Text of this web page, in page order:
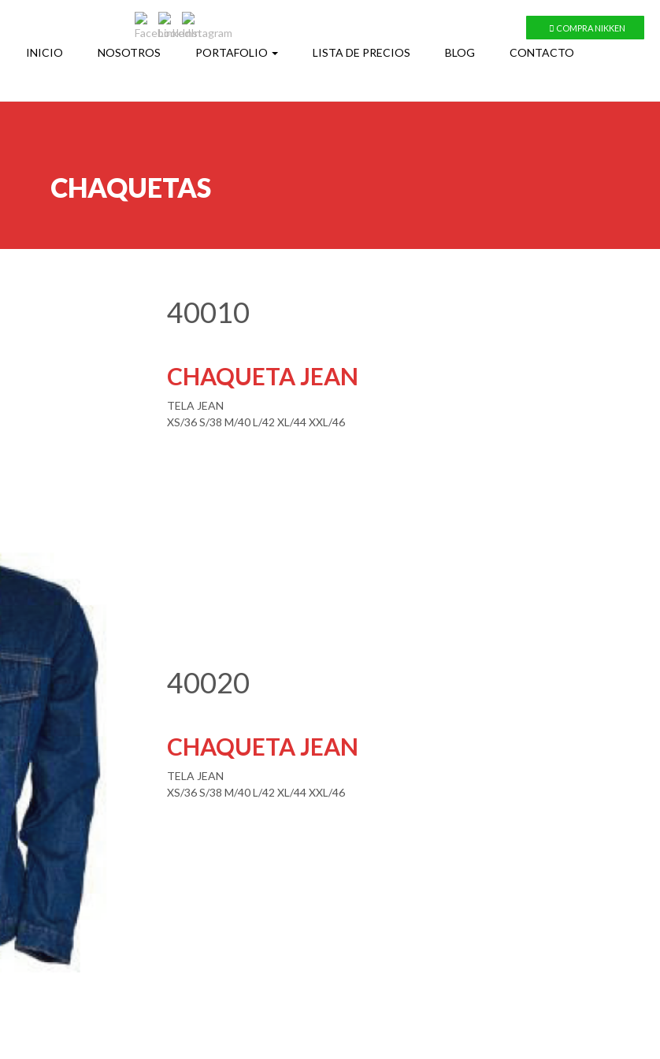
INICIO NOSOTROS PORTAFOLIO LISTA DE PRECIOS BLOG CONTACTO
CHAQUETAS
40010
CHAQUETA JEAN
TELA JEAN
XS/36 S/38 M/40 L/42 XL/44 XXL/46
40020
CHAQUETA JEAN
TELA JEAN
XS/36 S/38 M/40 L/42 XL/44 XXL/46
COMPRA NIKKEN